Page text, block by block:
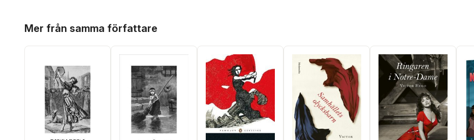
Mer från samma författare